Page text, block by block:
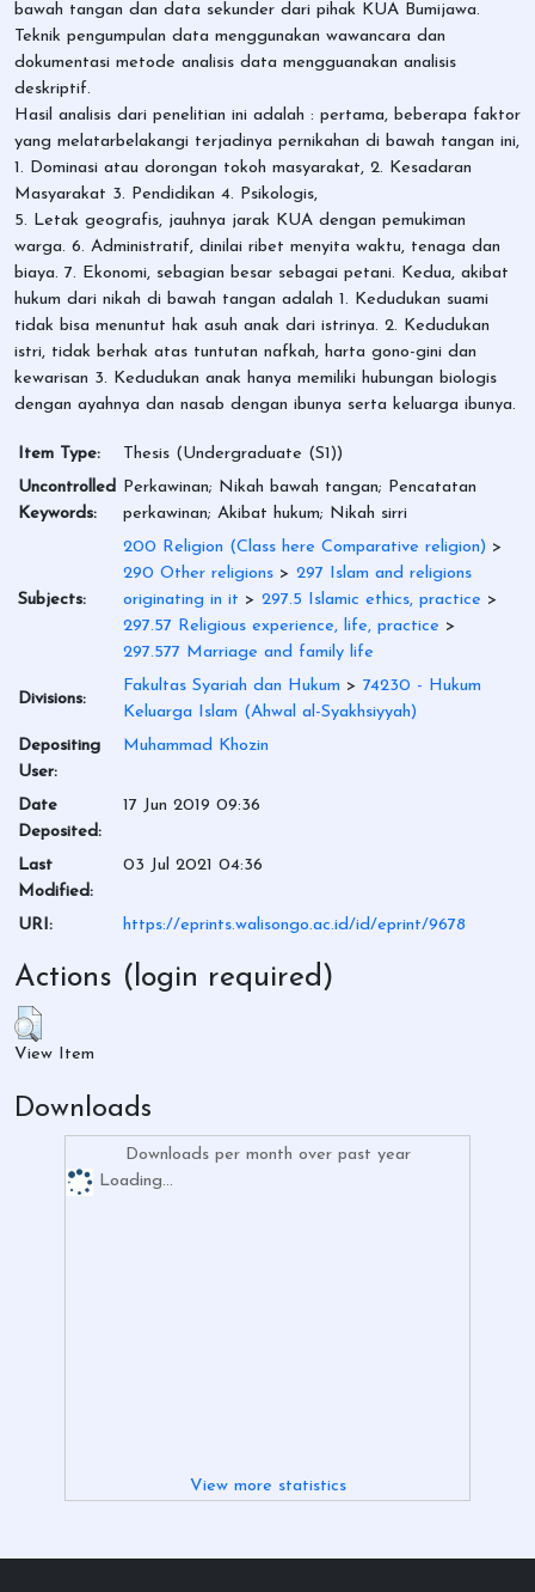
bawah tangan dan data sekunder dari pihak KUA Bumijawa.
Teknik pengumpulan data menggunakan wawancara dan
dokumentasi metode analisis data mengguanakan analisis
deskriptif.
Hasil analisis dari penelitian ini adalah : pertama, beberapa faktor
yang melatarbelakangi terjadinya pernikahan di bawah tangan ini,
1. Dominasi atau dorongan tokoh masyarakat, 2. Kesadaran
Masyarakat 3. Pendidikan 4. Psikologis,
5. Letak geografis, jauhnya jarak KUA dengan pemukiman
warga. 6. Administratif, dinilai ribet menyita waktu, tenaga dan
biaya. 7. Ekonomi, sebagian besar sebagai petani. Kedua, akibat
hukum dari nikah di bawah tangan adalah 1. Kedudukan suami
tidak bisa menuntut hak asuh anak dari istrinya. 2. Kedudukan
istri, tidak berhak atas tuntutan nafkah, harta gono-gini dan
kewarisan 3. Kedudukan anak hanya memiliki hubungan biologis
dengan ayahnya dan nasab dengan ibunya serta keluarga ibunya.
Item Type:
Thesis (Undergraduate (S1))
Uncontrolled
Keywords:
Perkawinan; Nikah bawah tangan; Pencatatan
perkawinan; Akibat hukum; Nikah sirri
Subjects:
200 Religion (Class here Comparative religion) >
290 Other religions > 297 Islam and religions
originating in it > 297.5 Islamic ethics, practice >
297.57 Religious experience, life, practice >
297.577 Marriage and family life
Divisions:
Fakultas Syariah dan Hukum > 74230 - Hukum
Keluarga Islam (Ahwal al-Syakhsiyyah)
Depositing
User:
Muhammad Khozin
Date
Deposited:
17 Jun 2019 09:36
Last
Modified:
03 Jul 2021 04:36
URI: https://eprints.walisongo.ac.id/id/eprint/9678
Actions (login required)
View Item
Downloads
Downloads per month over past year
Loading...
View more statistics